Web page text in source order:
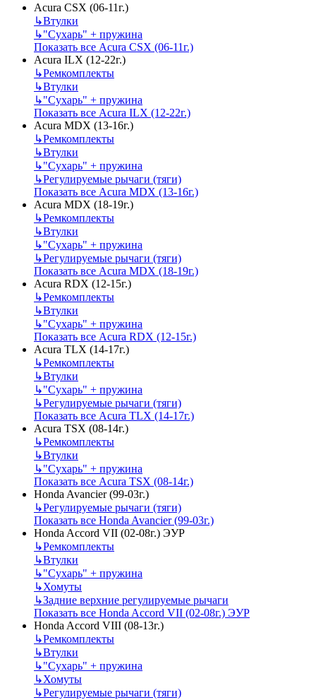
Acura CSX (06-11г.)
↳Втулки
↳"Сухарь" + пружина
Показать все Acura CSX (06-11г.)
Acura ILX (12-22г.)
↳Ремкомплекты
↳Втулки
↳"Сухарь" + пружина
Показать все Acura ILX (12-22г.)
Acura MDX (13-16г.)
↳Ремкомплекты
↳Втулки
↳"Сухарь" + пружина
↳Регулируемые рычаги (тяги)
Показать все Acura MDX (13-16г.)
Acura MDX (18-19г.)
↳Ремкомплекты
↳Втулки
↳"Сухарь" + пружина
↳Регулируемые рычаги (тяги)
Показать все Acura MDX (18-19г.)
Acura RDX (12-15г.)
↳Ремкомплекты
↳Втулки
↳"Сухарь" + пружина
Показать все Acura RDX (12-15г.)
Acura TLX (14-17г.)
↳Ремкомплекты
↳Втулки
↳"Сухарь" + пружина
↳Регулируемые рычаги (тяги)
Показать все Acura TLX (14-17г.)
Acura TSX (08-14г.)
↳Ремкомплекты
↳Втулки
↳"Сухарь" + пружина
Показать все Acura TSX (08-14г.)
Honda Avancier (99-03г.)
↳Регулируемые рычаги (тяги)
Показать все Honda Avancier (99-03г.)
Honda Accord VII (02-08г.) ЭУР
↳Ремкомплекты
↳Втулки
↳"Сухарь" + пружина
↳Хомуты
↳Задние верхние регулируемые рычаги
Показать все Honda Accord VII (02-08г.) ЭУР
Honda Accord VIII (08-13г.)
↳Ремкомплекты
↳Втулки
↳"Сухарь" + пружина
↳Хомуты
↳Регулируемые рычаги (тяги)